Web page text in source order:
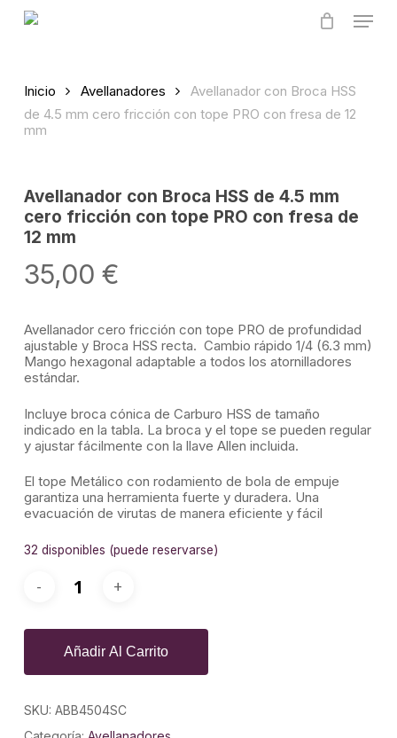
Skip
Menu
Inicio Avellanadores
Avellanador con Broca HSS
de 4.5 mm cero fricción con tope PRO con fresa de 12
mm
Avellanador con Broca HSS de 4.5 mm
cero fricción con tope PRO con fresa de
12 mm
35,00 €
Avellanador cero fricción con tope PRO de profundidad
ajustable y Broca HSS recta. Cambio rápido 1/4 (6.3 mm)
Mango hexagonal adaptable a todos los atornilladores
estándar.
Incluye broca cónica de Carburo HSS de tamaño
indicado en la tabla. La broca y el tope se pueden regular
y ajustar fácilmente con la llave Allen incluida.
El tope Metálico con rodamiento de bola de empuje
garantiza una herramienta fuerte y duradera. Una
evacuación de virutas de manera eficiente y fácil
32 disponibles (puede reservarse)
Añadir Al Carrito
SKU: ABB4504SC